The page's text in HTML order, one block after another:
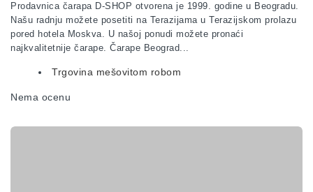
Prodavnica čarapa D-SHOP otvorena je 1999. godine u Beogradu.
Našu radnju možete posetiti na Terazijama u Terazijskom prolazu
pored hotela Moskva. U našoj ponudi možete pronaći
najkvalitetnije čarape. Čarape Beograd...
Trgovina mešovitom robom
Nema ocenu